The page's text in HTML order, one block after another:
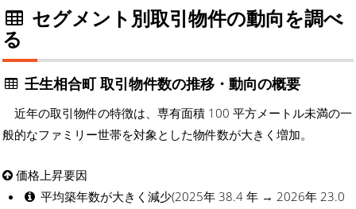
セグメント別取引物件の動向を調べ
る
壬生相合町 取引物件数の推移・動向の概要
近年の取引物件の特徴は、専有面積 100 平方メートル未満の一
般的なファミリー世帯を対象とした物件数が大きく増加。
価格上昇要因
平均築年数が大きく減少(2025年 38.4 年 → 2026年 23.0